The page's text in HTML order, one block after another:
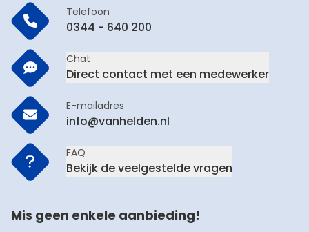
Telefoon
0344 - 640 200
Chat
Direct contact met een medewerker
E-mailadres
info@vanhelden.nl
FAQ
Bekijk de veelgestelde vragen
Mis geen enkele aanbieding!